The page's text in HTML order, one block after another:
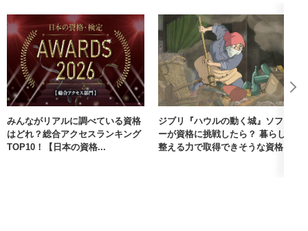
みんながリアルに調べている資格
はどれ？総合アクセスランキング
TOP10！【日本の資格...
ジブリ『ハウルの動く城』ソフィ
ーが資格に挑戦したら？ 暮らしを
整える力で取得できそうな資格